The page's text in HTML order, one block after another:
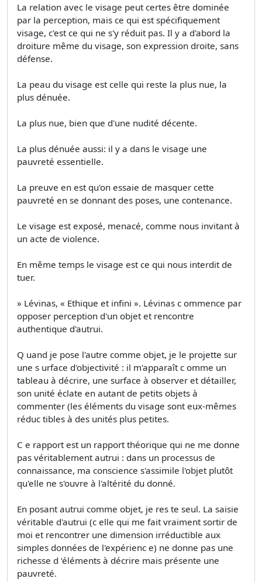
La relation avec le visage peut certes être dominée
par la perception, mais ce qui est spécifiquement
visage, c'est ce qui ne s'y réduit pas. Il y a d'abord la
droiture même du visage, son expression droite, sans
défense.
La peau du visage est celle qui reste la plus nue, la
plus dénuée.
La plus nue, bien que d'une nudité décente.
La plus dénuée aussi: il y a dans le visage une
pauvreté essentielle.
La preuve en est qu'on essaie de masquer cette
pauvreté en se donnant des poses, une contenance.
Le visage est exposé, menacé, comme nous invitant à
un acte de violence.
En même temps le visage est ce qui nous interdit de
tuer.
» Lévinas, « Ethique et infini ». Lévinas c ommence par
opposer perception d'un objet et rencontre
authentique d'autrui.
Q uand je pose l'autre comme objet, je le projette sur
une s urface d'objectivité : il m'apparaît c omme un
tableau à décrire, une surface à observer et détailler,
son unité éclate en autant de petits objets à
commenter (les éléments du visage sont eux-mêmes
réduc tibles à des unités plus petites.
C e rapport est un rapport théorique qui ne me donne
pas véritablement autrui : dans un processus de
connaissance, ma conscience s'assimile l'objet plutôt
qu'elle ne s'ouvre à l'altérité du donné.
En posant autrui comme objet, je res te seul. La saisie
véritable d'autrui (c elle qui me fait vraiment sortir de
moi et rencontrer une dimension irréductible aux
simples données de l'expérienc e) ne donne pas une
richesse d ‘éléments à décrire mais présente une
pauvreté.